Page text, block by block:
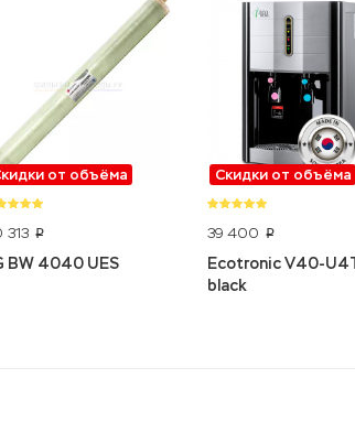
от объёма
313 p
BW 4040 UES
Скидки от объёма
39 400 p
Ecotronic V40-
black